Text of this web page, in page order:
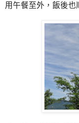
用午餐至外，飯後也